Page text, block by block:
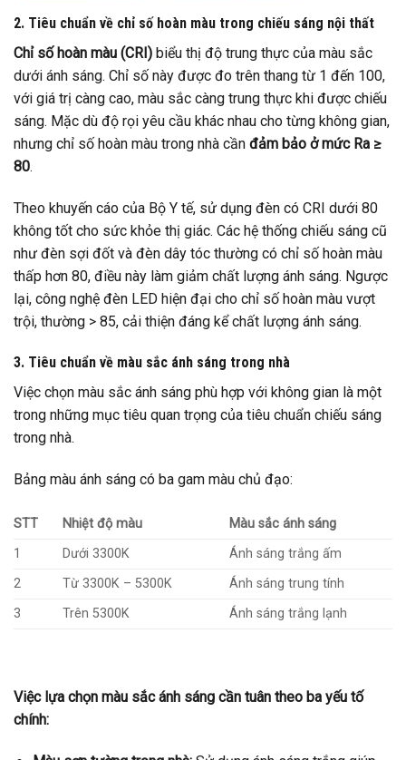
2. Tiêu chuẩn về chỉ số hoàn màu trong chiếu sáng nội thất
Chỉ số hoàn màu (CRI) biểu thị độ trung thực của màu sắc
dưới ánh sáng. Chỉ số này được đo trên thang từ 1 đến 100,
với giá trị càng cao, màu sắc càng trung thực khi được chiếu
sáng. Mặc dù độ rọi yêu cầu khác nhau cho từng không gian,
nhưng chỉ số hoàn màu trong nhà cần đảm bảo ở mức Ra ≥
80.
Theo khuyến cáo của Bộ Y tế, sử dụng đèn có CRI dưới 80
không tốt cho sức khỏe thị giác. Các hệ thống chiếu sáng cũ
như đèn sợi đốt và đèn dây tóc thường có chỉ số hoàn màu
thấp hơn 80, điều này làm giảm chất lượng ánh sáng. Ngược
lại, công nghệ đèn LED hiện đại cho chỉ số hoàn màu vượt
trội, thường > 85, cải thiện đáng kể chất lượng ánh sáng.
3. Tiêu chuẩn về màu sắc ánh sáng trong nhà
Việc chọn màu sắc ánh sáng phù hợp với không gian là một
trong những mục tiêu quan trọng của tiêu chuẩn chiếu sáng
trong nhà.
Bảng màu ánh sáng có ba gam màu chủ đạo:
STT Nhiệt độ màu
Màu sắc ánh sáng
1
Dưới 3300K
Ánh sáng trắng ấm
2
Từ 3300K – 5300K
Ánh sáng trung tính
3
Trên 5300K Ánh sáng trắng lạnh
Việc lựa chọn màu sắc ánh sáng cần tuân theo ba yếu tố
chính: